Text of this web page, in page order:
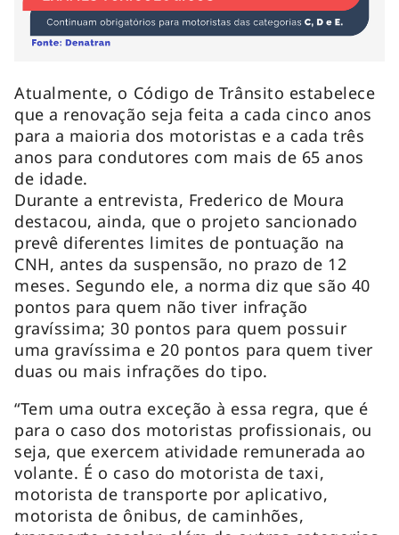
Atualmente, o Código de Trânsito estabelece
que a renovação seja feita a cada cinco anos
para a maioria dos motoristas e a cada três
anos para condutores com mais de 65 anos
de idade.
Durante a entrevista, Frederico de Moura
destacou, ainda, que o projeto sancionado
prevê diferentes limites de pontuação na
CNH, antes da suspensão, no prazo de 12
meses. Segundo ele, a norma diz que são 40
pontos para quem não tiver infração
gravíssima; 30 pontos para quem possuir
uma gravíssima e 20 pontos para quem tiver
duas ou mais infrações do tipo.
“Tem uma outra exceção à essa regra, que é
para o caso dos motoristas profissionais, ou
seja, que exercem atividade remunerada ao
volante. É o caso do motorista de taxi,
motorista de transporte por aplicativo,
motorista de ônibus, de caminhões,